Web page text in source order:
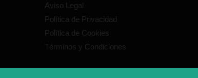
Aviso Legal
Política de Privacidad
Política de Cookies
Términos y Condiciones